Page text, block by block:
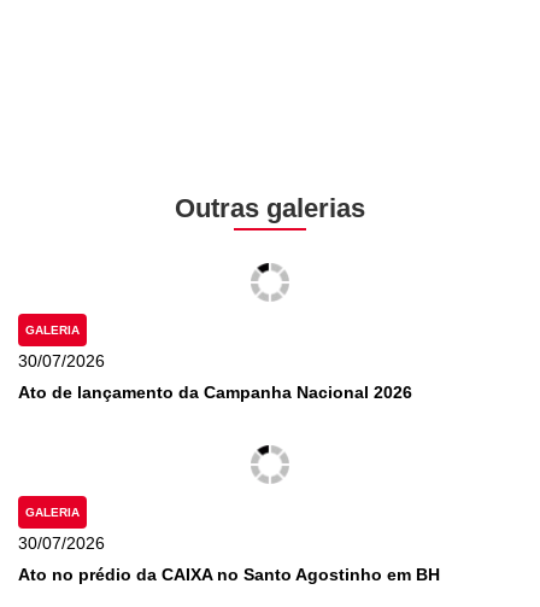
Outras galerias
GALERIA
30/07/2026
Ato de lançamento da Campanha Nacional 2026
GALERIA
30/07/2026
Ato no prédio da CAIXA no Santo Agostinho em BH